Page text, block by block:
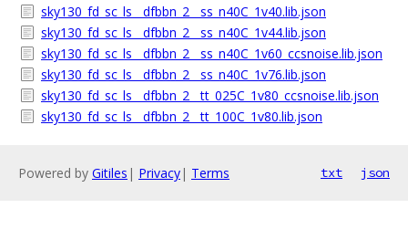
sky130_fd_sc_ls__dfbbn_2__ss_n40C_1v40.lib.json
sky130_fd_sc_ls__dfbbn_2__ss_n40C_1v44.lib.json
sky130_fd_sc_ls__dfbbn_2__ss_n40C_1v60_ccsnoise.lib.json
sky130_fd_sc_ls__dfbbn_2__ss_n40C_1v76.lib.json
sky130_fd_sc_ls__dfbbn_2__tt_025C_1v80_ccsnoise.lib.json
sky130_fd_sc_ls__dfbbn_2__tt_100C_1v80.lib.json
Powered by Gitiles | Privacy| Terms txt json